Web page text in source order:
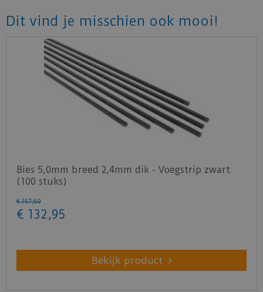
Dit vind je misschien ook mooi!
Bies 5,0mm breed 2,4mm dik - Voegstrip zwart
(100 stuks)
€ 157,50
€ 132 ,95
Bekijk product